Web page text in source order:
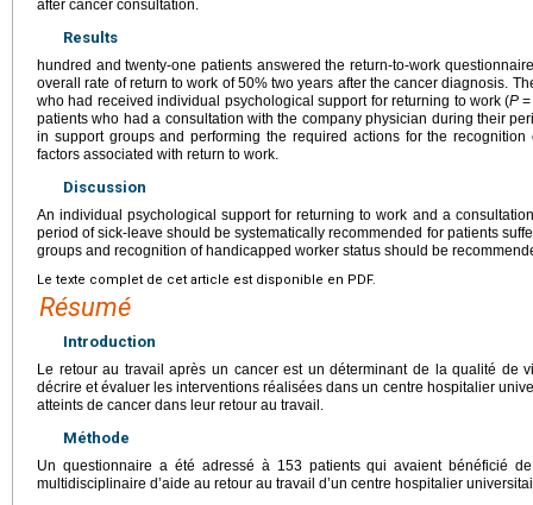
after cancer consultation.
Results
hundred and twenty-one patients answered the return-to-work
overall rate of return to work of 50% two years after the cancer diagnosis.
who had received individual psychological support for returning to work (P =
patients who had a consultation with the company physician during their
in support groups and performing the required actions for the
factors associated with return to work.
Discussion
An individual psychological support for returning to work and a
period of sick-leave should be systematically recommended for patients
groups and recognition of handicapped worker status should be
Le texte complet de cet article est disponible en PDF.
Résumé
Introduction
Le retour au travail après un cancer est un déterminant de la qualité de
décrire et évaluer les interventions réalisées dans un centre hospitalier
atteints de cancer dans leur retour au travail.
Méthode
Un questionnaire a été adressé à 153 patients qui avaient bénéficié de
multidisciplinaire d’aide au retour au travail d’un centre hospitalier